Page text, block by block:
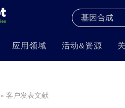
应用领域 活动&资源
» 客户发表文献